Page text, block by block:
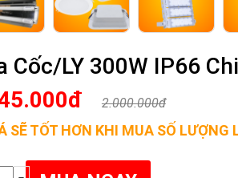
LY 300W IP66
2.000.000đ
SẼ TỐT HƠN KHI MUA SỐ LƯỢNG